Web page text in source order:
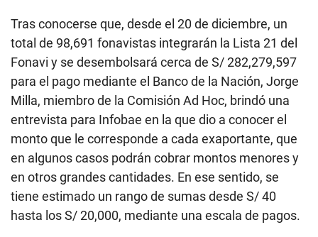
Tras conocerse que, desde el 20 de diciembre, un
total de 98,691 fonavistas integrarán la Lista 21 del
Fonavi y se desembolsará cerca de S/ 282,279,597
para el pago mediante el Banco de la Nación, Jorge
Milla, miembro de la Comisión Ad Hoc, brindó una
entrevista para Infobae en la que dio a conocer el
monto que le corresponde a cada exaportante, que
en algunos casos podrán cobrar montos menores y
en otros grandes cantidades. En ese sentido, se
tiene estimado un rango de sumas desde S/ 40
hasta los S/ 20,000, mediante una escala de pagos.